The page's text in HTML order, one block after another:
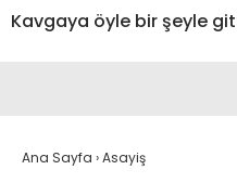
Kavgaya öyle bir şeyle
Ana Sayfa ›Asayiş